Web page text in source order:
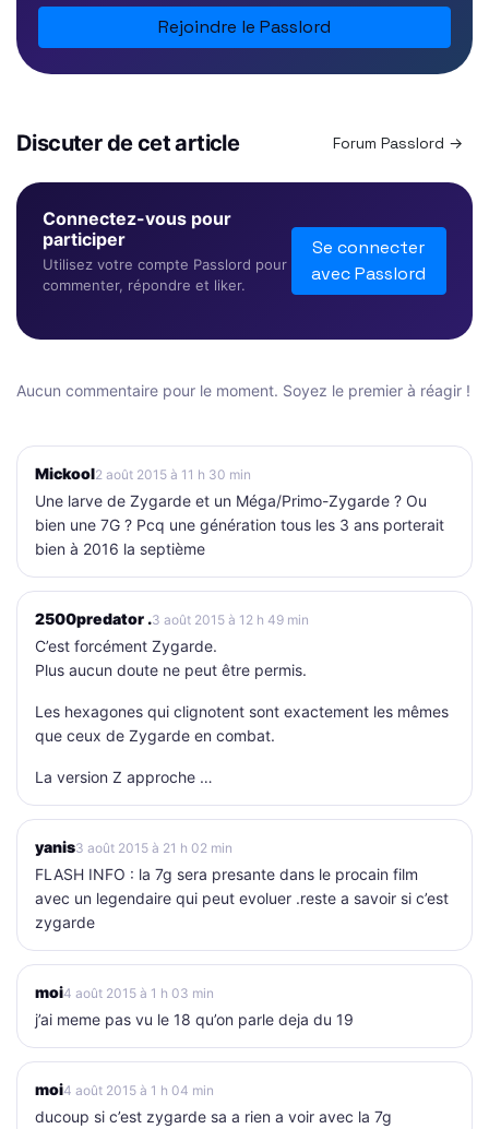
Rejoindre le Passlord
Discuter de cet article Forum Passlord →
Connectez-vous pour
participer
Utilisez votre compte Passlord pour
commenter, répondre et liker.
Se connecter
avec Passlord
Aucun commentaire pour le moment. Soyez le premier à réagir !
Mickool2 août 2015 à 11 h 30 min
Une larve de Zygarde et un Méga/Primo-Zygarde ? Ou
bien une 7G ? Pcq une génération tous les 3 ans porterait
bien à 2016 la septième
2500predator .3 août 2015 à 12 h 49 min
C’est forcément Zygarde.
Plus aucun doute ne peut être permis.
Les hexagones qui clignotent sont exactement les mêmes
que ceux de Zygarde en combat.
La version Z approche …
yanis3 août 2015 à 21 h 02 min
FLASH INFO : la 7g sera presante dans le procain film
avec un legendaire qui peut evoluer .reste a savoir si c’est
zygarde
moi4 août 2015 à 1 h 03 min
j’ai meme pas vu le 18 qu’on parle deja du 19
moi4 août 2015 à 1 h 04 min
ducoup si c’est zygarde sa a rien a voir avec la 7g